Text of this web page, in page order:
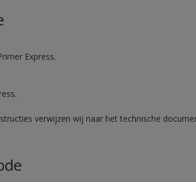
Express.
verwijzen wij naar het technische